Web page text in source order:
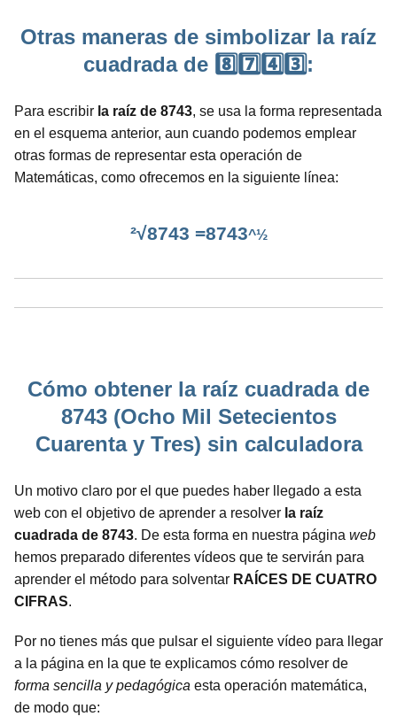
Otras maneras de simbolizar la raíz
cuadrada de 8️⃣7️⃣4️⃣3️⃣:
Para escribir la raíz de 8743, se usa la forma representada
en el esquema anterior, aun cuando podemos emplear
otras formas de representar esta operación de
Matemáticas, como ofrecemos en la siguiente línea:
²√8743 =8743^½
Cómo obtener la raíz cuadrada de
8743 (Ocho Mil Setecientos
Cuarenta y Tres) sin calculadora
Un motivo claro por el que puedes haber llegado a esta
web con el objetivo de aprender a resolver la raíz
cuadrada de 8743. De esta forma en nuestra página web
hemos preparado diferentes vídeos que te servirán para
aprender el método para solventar RAÍCES DE CUATRO
CIFRAS.
Por no tienes más que pulsar el siguiente vídeo para llegar
a la página en la que te explicamos cómo resolver de
forma sencilla y pedagógica esta operación matemática,
de modo que: